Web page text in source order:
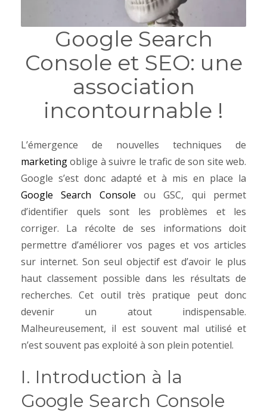
Google Search
Console et SEO: une
association
incontournable !
L’émergence de nouvelles techniques de
marketingoblige à suivre le trafic de son site web.
Google s’est donc adapté et à mis en place la
Google Search Console ou GSC, qui permet
d’identifier quels sont les problèmes et les
corriger. La récolte de ses informations doit
permettre d’améliorer vos pages et vos articles
sur internet. Son seul objectif est d’avoir le plus
haut classement possible dans les résultats de
recherches. Cet outil très pratique peut donc
devenir un atout indispensable.
Malheureusement, il est souvent mal utilisé et
n’est souvent pas exploité à son plein potentiel.
I. Introduction à la
Google Search Console